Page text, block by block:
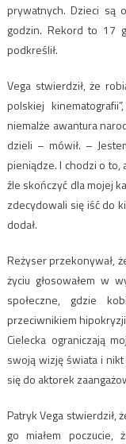
prywatnych. Dzieci są
godzin. Rekord to 17
podkreślił.
Vega stwierdził, że
polskiej
niemalże awantura
dzieli – mówił. –
pieniądze. I chodzi o to,
źle skończyć dla mojej
zdecydowali się iść do
dodał.
Reżyser przekonywał,
życiu głosowałem w
społeczne, gdzie
przeciwnikiem
Cielecka ograniczają
swoją wizję świata i
się do aktorek
Patryk Vega stwierdził,
go miałem poczucie,